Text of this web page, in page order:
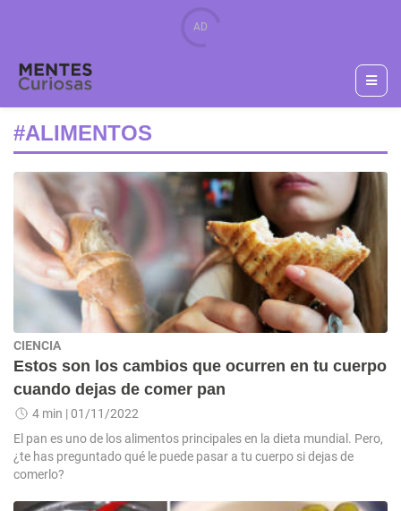
#ALIMENTOS
CIENCIA
Estos son los cambios que ocurren en tu cuerpo
cuando dejas de comer pan
4 min | 01/11/2022
El pan es uno de los alimentos principales en la dieta mundial. Pero,
¿te has preguntado qué le puede pasar a tu cuerpo si dejas de
comerlo?